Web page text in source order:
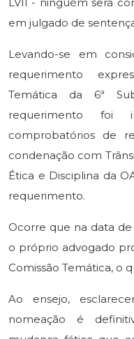
em julgado de
Levando-se em
requerimento
Temática da 6ª
requerimento foi
comprobatórios de
condenação com
Ética e Disciplina da
requerimento.
Ocorre que na data de
o próprio advogado
Comissão Temática, o
Ao ensejo,
nomeação é